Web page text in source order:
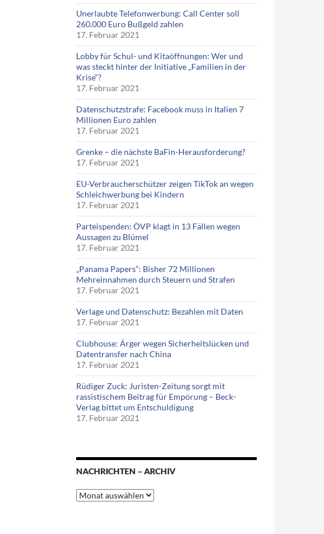
Unerlaubte Telefonwerbung: Call Center soll
260.000 Euro Bußgeld zahlen
17. Februar 2021
Lobby für Schul- und Kitaöffnungen: Wer und
was steckt hinter der Initiative „Familien in der
Krise“?
17. Februar 2021
Datenschutzstrafe: Facebook muss in Italien 7
Millionen Euro zahlen
17. Februar 2021
Grenke – die nächste BaFin-Herausforderung?
17. Februar 2021
EU-Verbraucherschützer zeigen TikTok an wegen
Schleichwerbung bei Kindern
17. Februar 2021
Parteispenden: ÖVP klagt in 13 Fällen wegen
Aussagen zu Blümel
17. Februar 2021
„Panama Papers“: Bisher 72 Millionen
Mehreinnahmen durch Steuern und Strafen
17. Februar 2021
Verlage und Datenschutz: Bezahlen mit Daten
17. Februar 2021
Clubhouse: Ärger wegen Sicherheitslücken und
Datentransfer nach China
17. Februar 2021
Rüdiger Zuck: Juristen-Zeitung sorgt mit
rassistischem Beitrag für Empörung – Beck-
Verlag bittet um Entschuldigung
17. Februar 2021
NACHRICHTEN – ARCHIV
Nachrichten
–